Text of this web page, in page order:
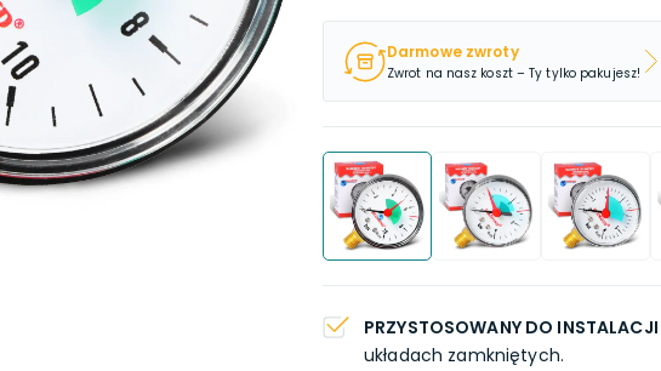
Darmowe zwroty
Zwrot na nasz koszt – Ty tylko pakujesz!
PRZYSTOSOWANY DO INSTALACJI
układach zamkniętych.